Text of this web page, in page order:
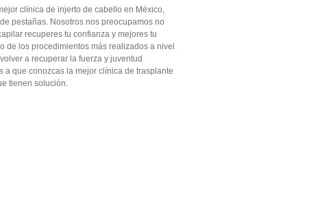
clínica de injerto de cabello en México,
pestañas. Nosotros nos preocupamos no
recuperes tu confianza y mejores tu
de los procedimientos más realizados a nivel
a recuperar la fuerza y juventud
a que conozcas la mejor clínica de trasplante
tienen solución.